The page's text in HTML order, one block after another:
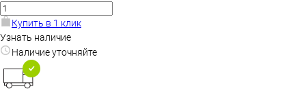
Купить в 1 клик
Узнать наличие
Наличие уточняйте